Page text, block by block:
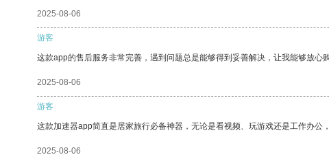
2025-08-06
游客
这款app的售后服务非常完善，遇到问题总是能够得到妥善解决，让我能够放心购
2025-08-06
游客
这款加速器app简直是居家旅行必备神器，无论是看视频、玩游戏还是工作办公
2025-08-06